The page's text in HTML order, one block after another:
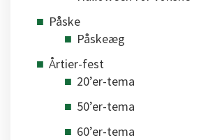
Påske
Påskeæg
Årtier-fest
20’er-tema
50’er-tema
60’er-tema